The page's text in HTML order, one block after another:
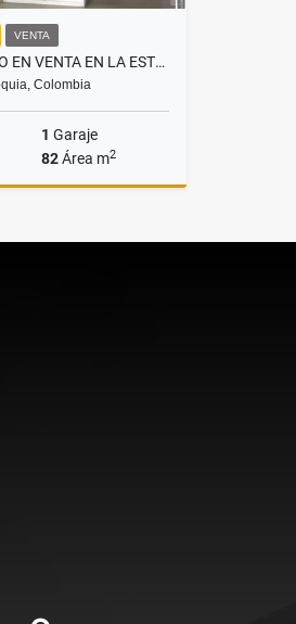
VENTA
APARTAMENTO EN VENTA EN LA ESTRELLA, SECTOR LA ALDEA
Colombia
1 Garaje
82Área m2
$520.000.000